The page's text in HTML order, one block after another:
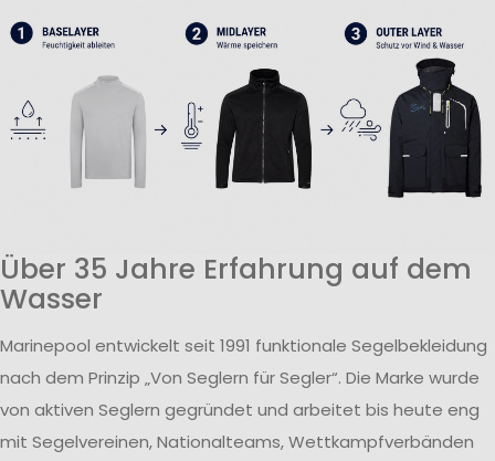
Über 35 Jahre Erfahrung auf dem
Wasser
Marinepool entwickelt seit 1991 funktionale Segelbekleidung
nach dem Prinzip „Von Seglern für Segler“. Die Marke wurde
von aktiven Seglern gegründet und arbeitet bis heute eng
mit Segelvereinen, Nationalteams, Wettkampfverbänden